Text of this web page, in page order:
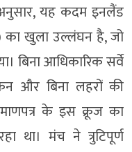
यह कदम इनलैंड
का खुला उल्लंघन है, जो
बिना आधिकारिक सर्वे
और बिना लहरों की
के इस क्रूज का
था। मंच ने त्रुटिपूर्ण